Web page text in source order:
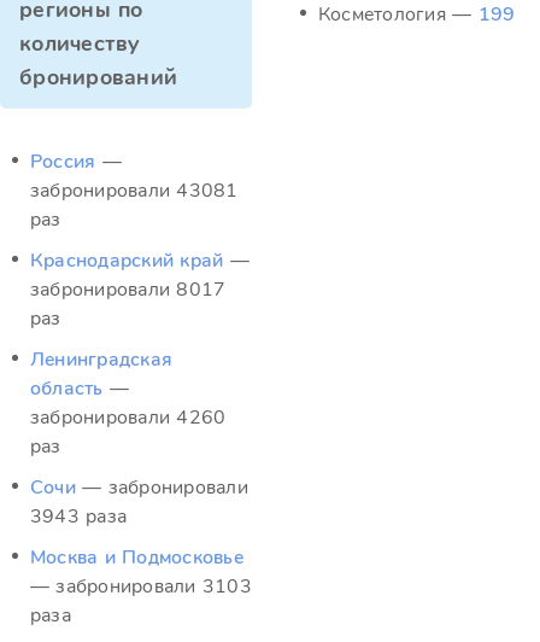
регионы по
количеству
бронирований
Россия —
забронировали 43081
раз
Краснодарский край —
забронировали 8017
раз
Ленинградская
область —
забронировали 4260
раз
Сочи — забронировали
3943 раза
Москва и Подмосковье
— забронировали 3103
раза
Косметология — 199